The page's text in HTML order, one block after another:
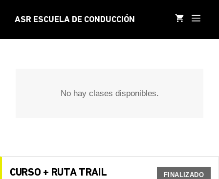
contenido
ASR ESCUELA DE CONDUCCIÓN
No hay clases disponibles.
CURSO + RUTA TRAIL FINALIZADO